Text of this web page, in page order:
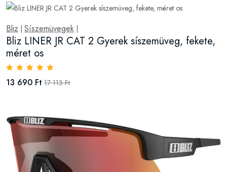
Bliz Síszemüvegek
Bliz LINER JR CAT 2 Gyerek síszemüveg, fekete,
méret os
13 690 Ft 17 113 Ft